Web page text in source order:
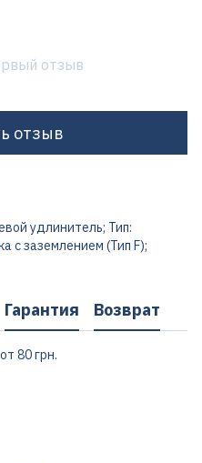
отзыв
отзыв
удлинитель; Тип:
с заземлением (Тип F);
Гарантия Возврат
80 грн.